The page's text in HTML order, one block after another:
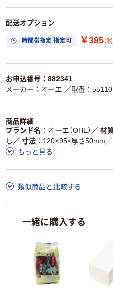
配送オプション
時間帯指定 指定可 ￥385（
お申込番号：882341
メーカー：オーエ ／型番：55110
商品詳細
ブランド名
オーエ（OHE） ／ 材
し ／ 寸法 120×95×厚さ50mm ／
もっと見る
類似商品と比較する
一緒に購入する